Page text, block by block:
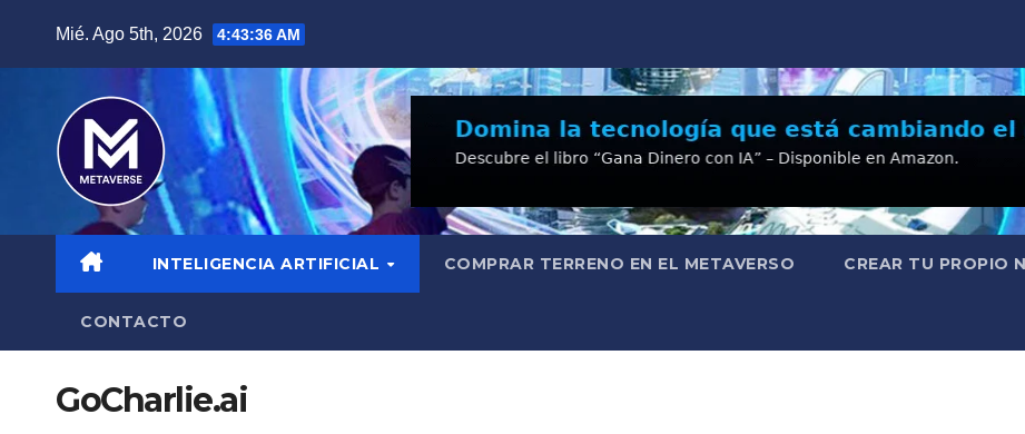
Mié. Ago 5th, 2026 4:43:37 AM
INTELIGENCIA ARTIFICIAL COMPRAR TERRENO EN EL METAVERSO CREAR TU PROPIO
CONTACTO
GoCharlie.ai